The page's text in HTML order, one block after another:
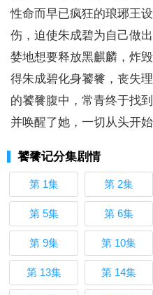
性命而早已疯狂的琅琊王
伤，迫使朱成碧为自己做
婪地想要释放黑麒麟，炸
得朱成碧化身饕餮，丧失
的饕餮腹中，常青终于找
并唤醒了她，一切从头开始
饕餮记分集剧情
第 1集 第 2集
第 5集 第 6集
第 9集 第 10集
第 13集 第 14集